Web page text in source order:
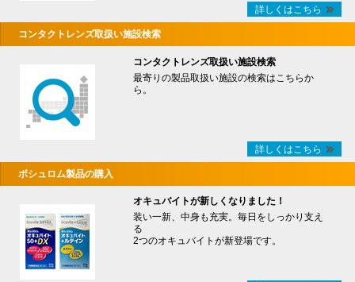
詳しくはこちら
コンタクトレンズ取扱い施設検索
コンタクトレンズ取扱い施設検索
最寄りの製品取扱い施設の検索はこちらか
ら。
詳しくはこちら
ボシュロム製品の購入
オキュバイトが新しくなりました！
装い一新、中身も充実。毎日をしっかり支え
る
2つのオキュバイトが新登場です。